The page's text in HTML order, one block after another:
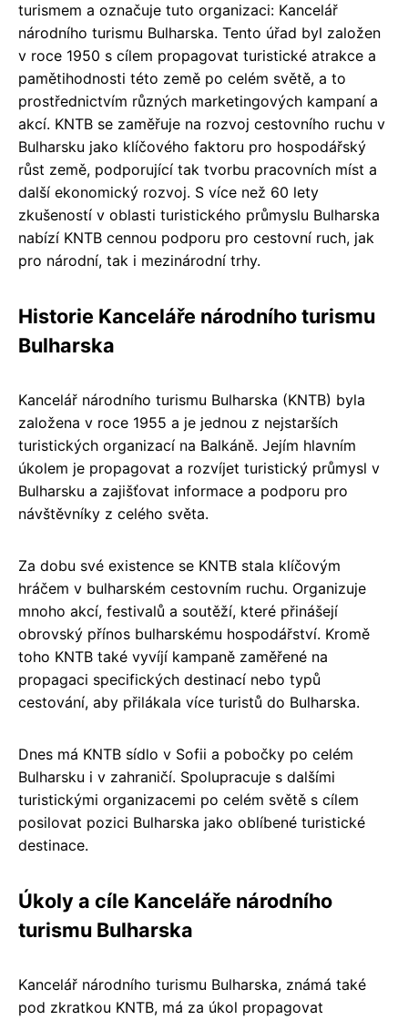
turismem a označuje tuto organizaci: Kancelář
národního turismu Bulharska. Tento úřad byl založen
v roce 1950 s cílem propagovat turistické atrakce a
pamětihodnosti této země po celém světě, a to
prostřednictvím různých marketingových kampaní a
akcí. KNTB se zaměřuje na rozvoj cestovního ruchu v
Bulharsku jako klíčového faktoru pro hospodářský
růst země, podporující tak tvorbu pracovních míst a
další ekonomický rozvoj. S více než 60 lety
zkušeností v oblasti turistického průmyslu Bulharska
nabízí KNTB cennou podporu pro cestovní ruch, jak
pro národní, tak i mezinárodní trhy.
Historie Kanceláře národního turismu
Bulharska
Kancelář národního turismu Bulharska (KNTB) byla
založena v roce 1955 a je jednou z nejstarších
turistických organizací na Balkáně. Jejím hlavním
úkolem je propagovat a rozvíjet turistický průmysl v
Bulharsku a zajišťovat informace a podporu pro
návštěvníky z celého světa.
Za dobu své existence se KNTB stala klíčovým
hráčem v bulharském cestovním ruchu. Organizuje
mnoho akcí, festivalů a soutěží, které přinášejí
obrovský přínos bulharskému hospodářství. Kromě
toho KNTB také vyvíjí kampaně zaměřené na
propagaci specifických destinací nebo typů
cestování, aby přilákala více turistů do Bulharska.
Dnes má KNTB sídlo v Sofii a pobočky po celém
Bulharsku i v zahraničí. Spolupracuje s dalšími
turistickými organizacemi po celém světě s cílem
posilovat pozici Bulharska jako oblíbené turistické
destinace.
Úkoly a cíle Kanceláře národního
turismu Bulharska
Kancelář národního turismu Bulharska, známá také
pod zkratkou KNTB, má za úkol propagovat